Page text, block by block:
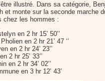
illustré. Dans sa catégorie,
et monte sur la seconde marche
chez les hommes :
en 2 hr 15’ 50’’
en 2 hr 21’ 47 ‘’
en 2 hr 24’ 23’’
2 hr 25’ 33’’
en 2 hr 34’ 02’’
en 3 hr 12’ 43’